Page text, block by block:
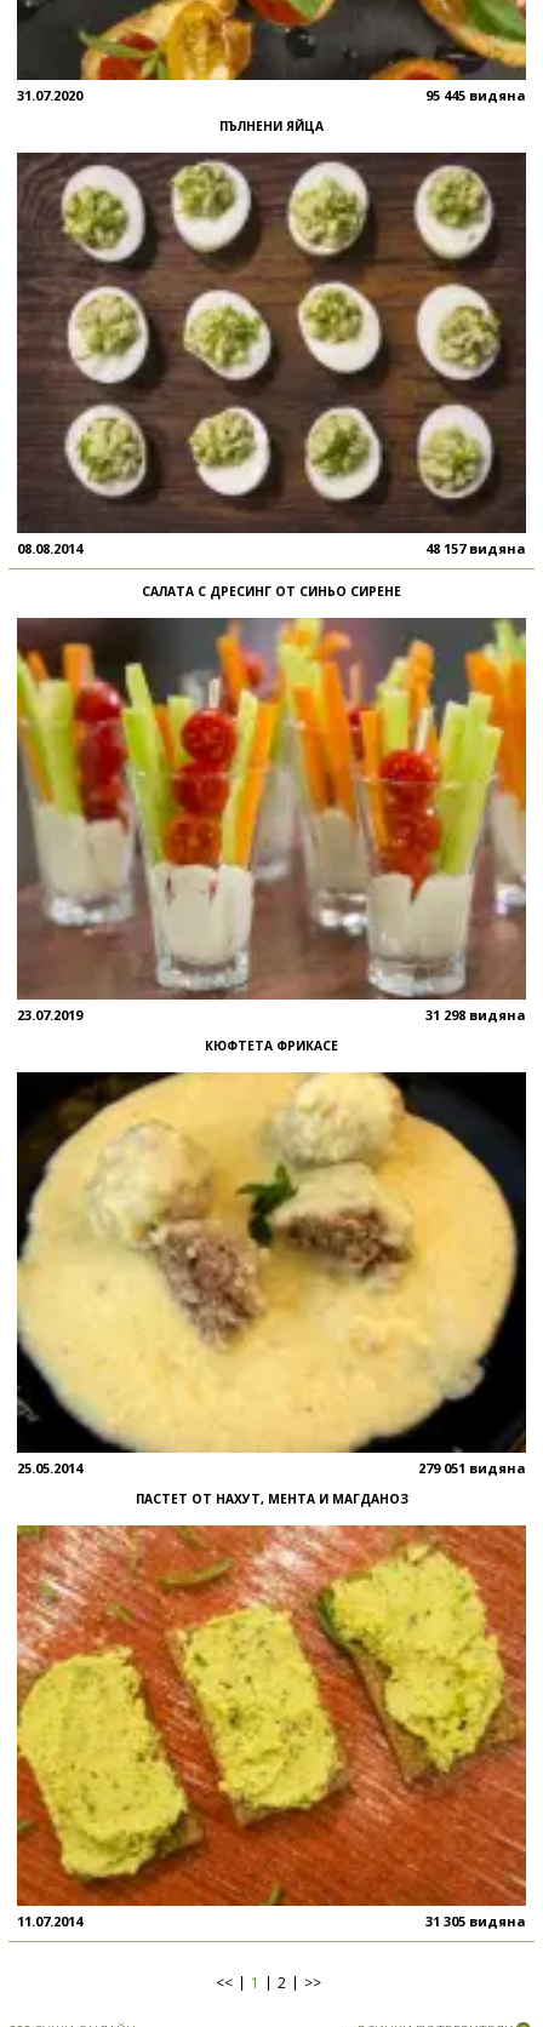
31.07.2020 95 445 видяна
ПЪЛНЕНИ ЯЙЦА
08.08.2014 48 157 видяна
САЛАТА С ДРЕСИНГ ОТ СИНЬО СИРЕНЕ
23.07.2019 31 298 видяна
КЮФТЕТА ФРИКАСЕ
25.05.2014 279 051 видяна
ПАСТЕТ ОТ НАХУТ, МЕНТА И МАГДАНОЗ
11.07.2014 31 305 видяна
<< 1 2 >>